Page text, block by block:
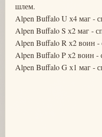
шлем.
Alpen Buffalo U х4 маг -
Alpen Buffalo S х2 маг -
Alpen Buffalo R х2 воин -
Alpen Buffalo P х2 воин
Alpen Buffalo G х1 маг -